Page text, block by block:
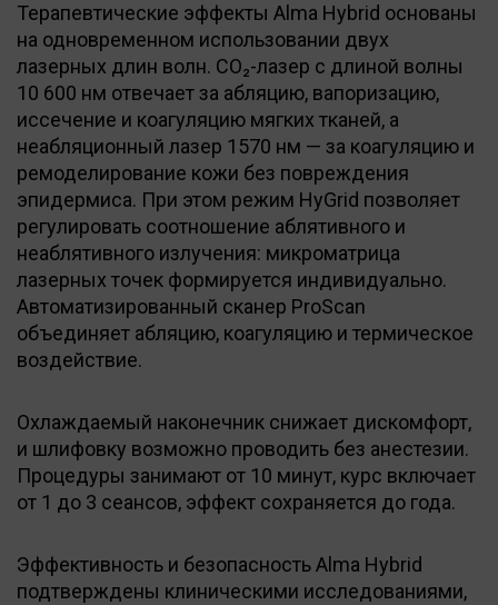
Терапевтические эффекты Alma Hybrid основаны
на одновременном использовании двух
лазерных длин волн. CO₂-лазер с длиной волны
10 600 нм отвечает за абляцию, вапоризацию,
иссечение и коагуляцию мягких тканей, а
неабляционный лазер 1570 нм — за коагуляцию и
ремоделирование кожи без повреждения
эпидермиса. При этом режим HyGrid позволяет
регулировать соотношение аблятивного и
неаблятивного излучения: микроматрица
лазерных точек формируется индивидуально.
Автоматизированный сканер ProScan
объединяет абляцию, коагуляцию и термическое
воздействие.
Охлаждаемый наконечник снижает дискомфорт,
и шлифовку возможно проводить без анестезии.
Процедуры занимают от 10 минут, курс включает
от 1 до 3 сеансов, эффект сохраняется до года.
Эффективность и безопасность Alma Hybrid
подтверждены клиническими исследованиями,